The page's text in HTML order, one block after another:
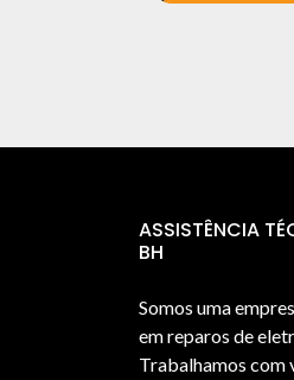
ASSISTÊNCIA
BH
Somos uma
em reparos de
Trabalhamos com